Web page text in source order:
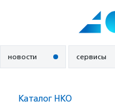
новости сервисы
Каталог НКО